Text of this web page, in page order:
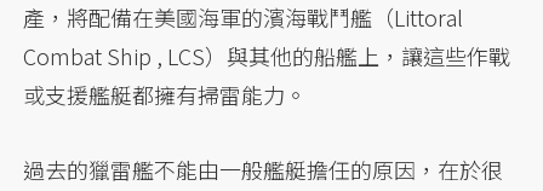
產，將配備在美國海軍的濱海戰鬥艦（Littoral
Combat Ship , LCS）與其他的船艦上，讓這些作戰
或支援艦艇都擁有掃雷能力。
過去的獵雷艦不能由一般艦艇擔任的原因，在於很